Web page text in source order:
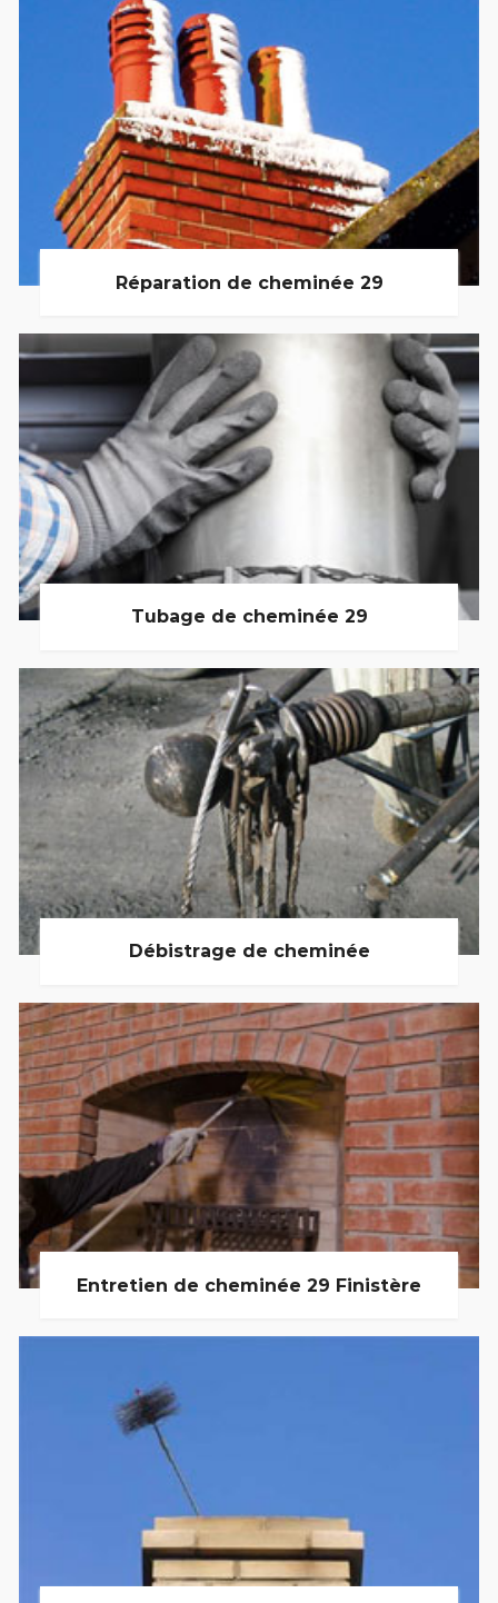
Réparation de cheminée 29
Tubage de cheminée 29
Débistrage de cheminée
Entretien de cheminée 29 Finistère